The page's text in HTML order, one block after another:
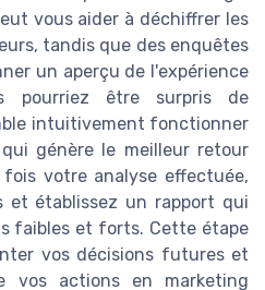
vous aider à déchiffrer les
tandis que des enquêtes
un aperçu de l'expérience
pourriez être surpris de
intuitivement fonctionner
génère le meilleur retour
votre analyse effectuée,
et établissez un rapport qui
faibles et forts. Cette étape
vos décisions futures et
vos actions en marketing